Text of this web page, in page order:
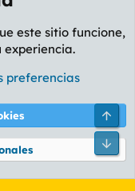
de privacidad Ayuda
Ltd.
este sitio funcione,
experiencia.
preferencias
Pie